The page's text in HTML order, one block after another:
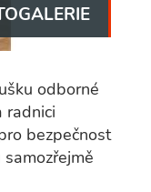
odborné
radnici
bezpečnost